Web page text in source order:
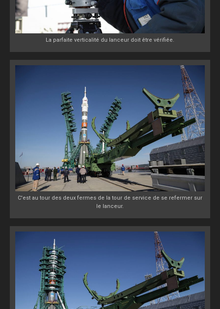
La parfaite verticalité du lanceur doit être vérifiée.
C'est au tour des deux fermes de la tour de service de se refermer sur
le lanceur.